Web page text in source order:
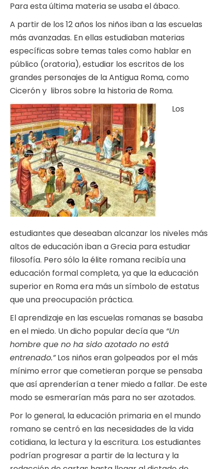
Para esta última materia se usaba el ábaco.
A partir de los 12 años los niños iban a las escuelas
más avanzadas. En ellas estudiaban materias
específicas sobre temas tales como hablar en
público (oratoria), estudiar los escritos de los
grandes personajes de la Antigua Roma, como
Cicerón y libros sobre la historia de Roma.
Los
estudiantes que deseaban alcanzar los niveles más
altos de educación iban a Grecia para estudiar
filosofía. Pero sólo la élite romana recibía una
educación formal completa, ya que la educación
superior en Roma era más un símbolo de estatus
que una preocupación práctica.
El aprendizaje en las escuelas romanas se basaba
en el miedo. Un dicho popular decía que “Un
hombre que no ha sido azotado no está
entrenado.”Los niños eran golpeados por el más
mínimo error que cometieran porque se pensaba
que así aprenderían a tener miedo a fallar. De este
modo se esmerarían más para no ser azotados.
Por lo general, la educación primaria en el mundo
romano se centró en las necesidades de la vida
cotidiana, la lectura y la escritura. Los estudiantes
podrían progresar a partir de la lectura y la